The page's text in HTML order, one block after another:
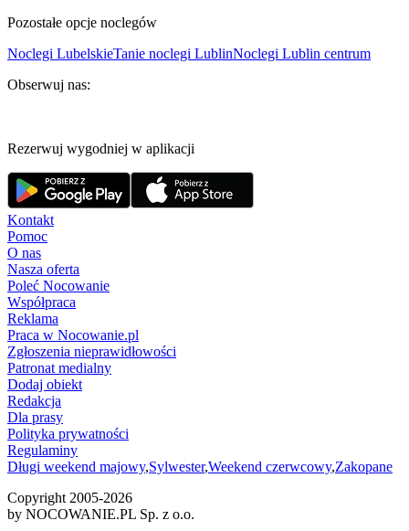
Pozostałe opcje noclegów
Noclegi LubelskieTanie noclegi LublinNoclegi Lublin centrum
Obserwuj nas:
Rezerwuj wygodniej w aplikacji
Kontakt
Pomoc
O nas
Nasza oferta
Poleć Nocowanie
Współpraca
Reklama
Praca w Nocowanie.pl
Zgłoszenia nieprawidłowości
Patronat medialny
Dodaj obiekt
Redakcja
Dla prasy
Polityka prywatności
Regulaminy
Długi weekend majowy,Sylwester,Weekend czerwcowy,Zakopane
Copyright 2005-2026
by NOCOWANIE.PL Sp. z o.o.